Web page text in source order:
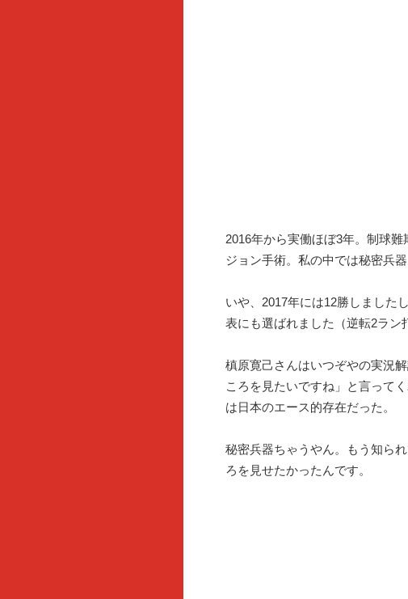
2016年から実働ほぼ3年。制球難
ジョン手術。私の中では秘密兵器
いや、2017年には12勝しました
表にも選ばれました（逆転2ラン
槙原寛己さんはいつぞやの実況
ころを見たいですね」と言って
は日本のエース的存在だった。
秘密兵器ちゃうやん。もう知ら
ろを見せたかったんです。